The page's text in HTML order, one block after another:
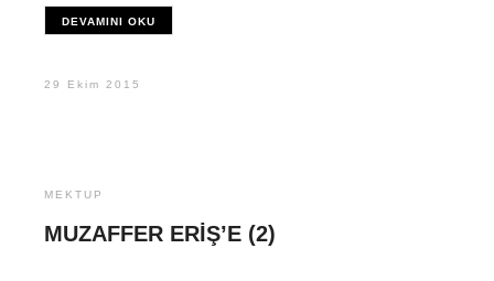
DEVAMINI OKU
29 Ekim 2015
MEKTUP
MUZAFFER ERIŞ’E (2)